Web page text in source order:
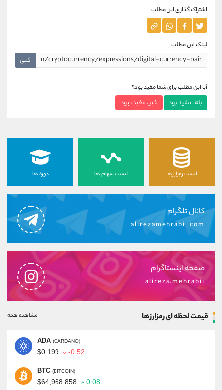
اشتراک گذاری این مطلب
لینک این مطلب
کپی
آیا این مطلب برای شما مفید بود؟
بله ، مفید بود خیر ، مفید نبود
لیست رمزارزها لیست سهام ها دوره ها
کانال تلگرام
alirezamehrabi_com
صفحه اینستاگرام
alireza.mehrabii
قیمت لحظه ای رمزارزها مشاهده همه
ADA (CARDANO)
$0.199 -0.52
BTC (BITCOIN)
$64,968.858 0.08